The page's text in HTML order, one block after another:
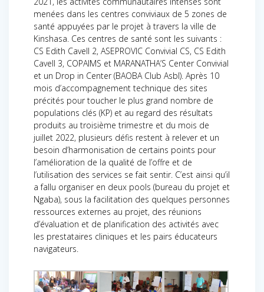
menées dans les centres conviviaux de 5 zones de
santé appuyées par le projet à travers la ville de
Kinshasa. Ces centres de santé sont les suivants :
CS Edith Cavell 2, ASEPROVIC Convivial CS, CS Edith
Cavell 3, COPAIMS et MARANATHA’S Center Convivial
et un Drop in Center (BAOBA Club Asbl). Après 10
mois d’accompagnement technique des sites
précités pour toucher le plus grand nombre de
populations clés (KP) et au regard des résultats
produits au troisième trimestre et du mois de
juillet 2022, plusieurs défis restent à relever et un
besoin d’harmonisation de certains points pour
l’amélioration de la qualité de l’offre et de
l’utilisation des services se fait sentir. C’est ainsi qu’il
a fallu organiser en deux pools (bureau du projet et
Ngaba), sous la facilitation des quelques personnes
ressources externes au projet, des réunions
d’évaluation et de planification des activités avec
les prestataires cliniques et les pairs éducateurs
navigateurs.